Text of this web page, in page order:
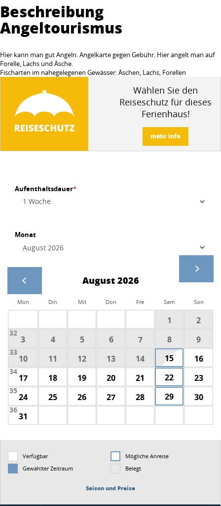
Beschreibung
Angeltourismus
Hier kann man gut Angeln. Angelkarte gegen Gebühr. Hier angelt man auf
Forelle, Lachs und Äsche.
Fischarten im nahegelegenen Gewässer: Äschen, Lachs, Forellen
Wählen Sie den
Reiseschutz für dieses
Ferienhaus!
mehr info
Aufenthaltsdauer*
Monat
August 2026
Mon Din Mit Don Fre Sam Son
1 2
32
3 4 5 6 7 8 9
33
10 11 12 13 14 15 16
34
17 18 19 20 21 22 23
35
24 25 26 27 28 29 30
36
31
Verfügbar
Mögliche Anreise
Gewählter Zeitraum
Belegt
Saison und Preise